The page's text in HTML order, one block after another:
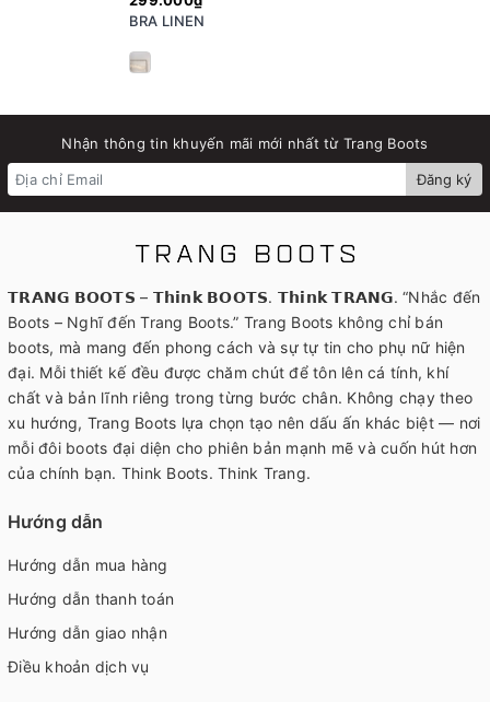
BRA LINEN
Nhận thông tin khuyến mãi mới nhất từ Trang Boots
Đăng ký
𝗧𝗥𝗔𝗡𝗚 𝗕𝗢𝗢𝗧𝗦 – 𝗧𝗵𝗶𝗻𝗸 𝗕𝗢𝗢𝗧𝗦. 𝗧𝗵𝗶𝗻𝗸 𝗧𝗥𝗔𝗡𝗚. “Nhắc đến
Boots – Nghĩ đến Trang Boots.” Trang Boots không chỉ bán
boots, mà mang đến phong cách và sự tự tin cho phụ nữ hiện
đại. Mỗi thiết kế đều được chăm chút để tôn lên cá tính, khí
chất và bản lĩnh riêng trong từng bước chân. Không chạy theo
xu hướng, Trang Boots lựa chọn tạo nên dấu ấn khác biệt — nơi
mỗi đôi boots đại diện cho phiên bản mạnh mẽ và cuốn hút hơn
của chính bạn. Think Boots. Think Trang.
Hướng dẫn
Hướng dẫn mua hàng
Hướng dẫn thanh toán
Hướng dẫn giao nhận
Điều khoản dịch vụ